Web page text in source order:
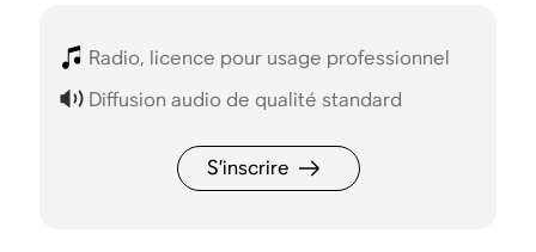
Radio, licence pour usage professionnel
Diffusion audio de qualité standard
S’inscrire